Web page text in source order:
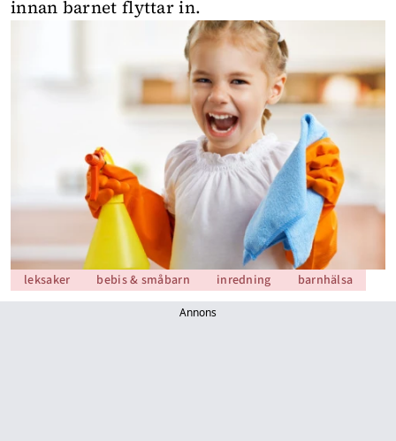
innan barnet flyttar in.
leksaker bebis & småbarn inredning barnhälsa
Annons